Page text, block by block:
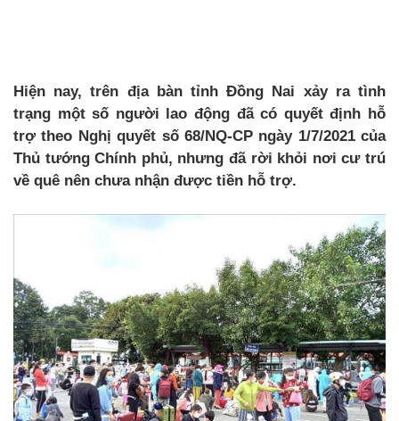
Hiện nay, trên địa bàn tỉnh Đồng Nai xảy ra tình
trạng một số người lao động đã có quyết định hỗ
trợ theo Nghị quyết số 68/NQ-CP ngày 1/7/2021 của
Thủ tướng Chính phủ, nhưng đã rời khỏi nơi cư trú
về quê nên chưa nhận được tiền hỗ trợ.